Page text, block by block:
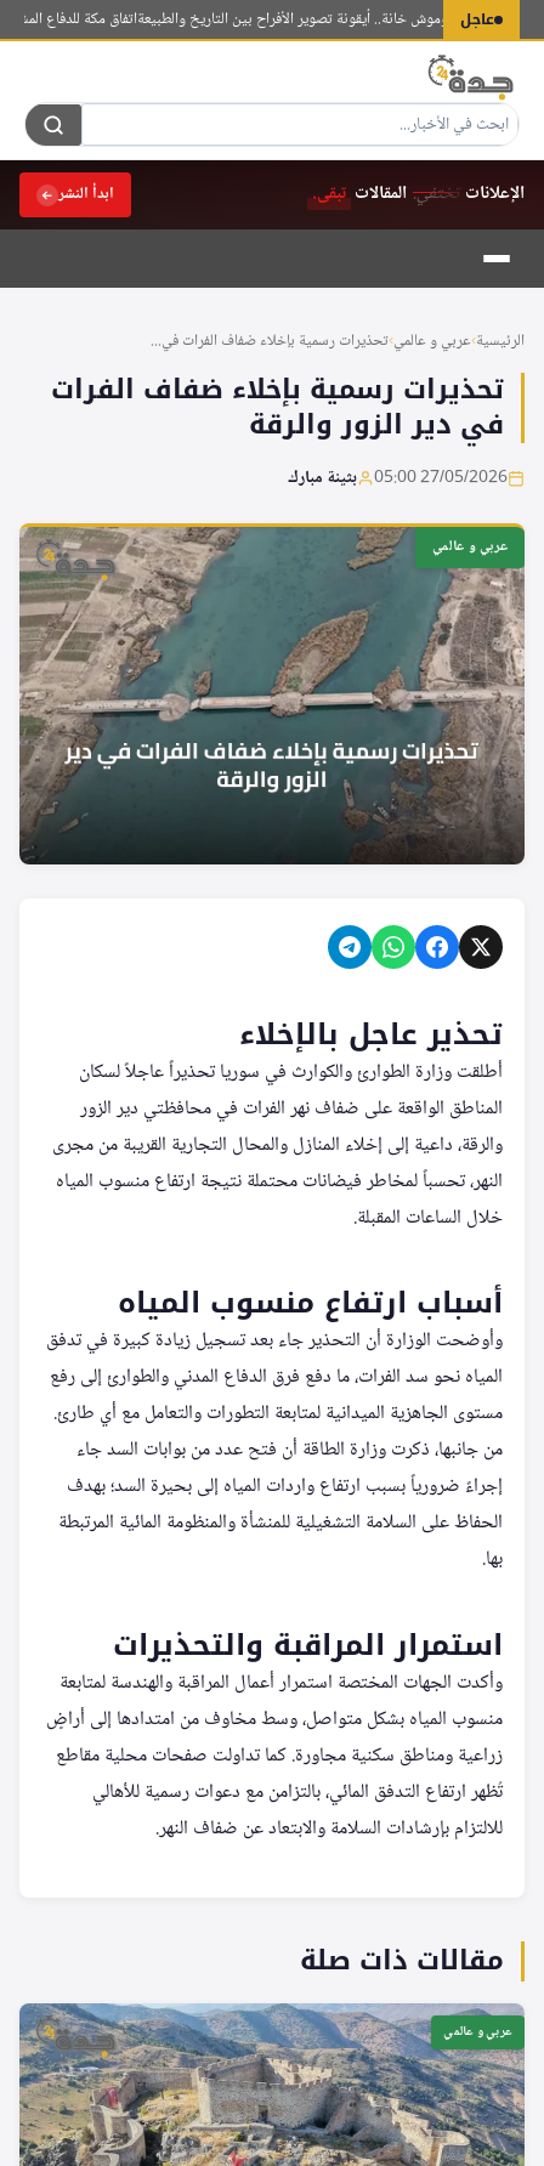
عاجل
قوف في غوموش خانة.. أيقونة تصوير الأفراح بين التاريخ والطبيعةاتفاق مكة للدفاع المشترك
الإعلانات تختفي.المقالات تبقى. ابدأ النشر
التجاوز
المحتوى
الرئيسية›عربي و عالمي›تحذيرات رسمية بإخلاء ضفاف الفرات في...
تحذيرات رسمية بإخلاء ضفاف الفرات
في دير الزور والرقة
27/05/2026 05:00 بثينة مبارك
عربي و عالمي
تحذير عاجل بالإخلاء
أطلقت وزارة الطوارئ والكوارث في سوريا تحذيراً عاجلاً لسكان
المناطق الواقعة على ضفاف نهر الفرات في محافظتي دير الزور
والرقة، داعية إلى إخلاء المنازل والمحال التجارية القريبة من مجرى
النهر، تحسباً لمخاطر فيضانات محتملة نتيجة ارتفاع منسوب المياه
خلال الساعات المقبلة.
أسباب ارتفاع منسوب المياه
وأوضحت الوزارة أن التحذير جاء بعد تسجيل زيادة كبيرة في تدفق
المياه نحو سد الفرات، ما دفع فرق الدفاع المدني والطوارئ إلى رفع
مستوى الجاهزية الميدانية لمتابعة التطورات والتعامل مع أي طارئ.
من جانبها، ذكرت وزارة الطاقة أن فتح عدد من بوابات السد جاء
إجراءً ضرورياً بسبب ارتفاع واردات المياه إلى بحيرة السد؛ بهدف
الحفاظ على السلامة التشغيلية للمنشأة والمنظومة المائية المرتبطة
بها.
استمرار المراقبة والتحذيرات
وأكدت الجهات المختصة استمرار أعمال المراقبة والهندسة لمتابعة
منسوب المياه بشكل متواصل، وسط مخاوف من امتدادها إلى أراضٍ
زراعية ومناطق سكنية مجاورة. كما تداولت صفحات محلية مقاطع
تُظهر ارتفاع التدفق المائي، بالتزامن مع دعوات رسمية للأهالي
للالتزام بإرشادات السلامة والابتعاد عن ضفاف النهر.
مقالات ذات صلة
عربي و عالمي